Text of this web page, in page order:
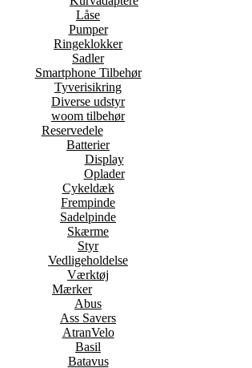
Låse
Pumper
Ringeklokker
Sadler
Smartphone Tilbehør
Tyverisikring
Diverse udstyr
woom tilbehør
Reservedele
Batterier
Display
Oplader
Cykeldæk
Frempinde
Sadelpinde
Skærme
Styr
Vedligeholdelse
Værktøj
Mærker
Abus
Ass Savers
AtranVelo
Basil
Batavus